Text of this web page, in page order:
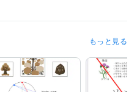
もっと見る